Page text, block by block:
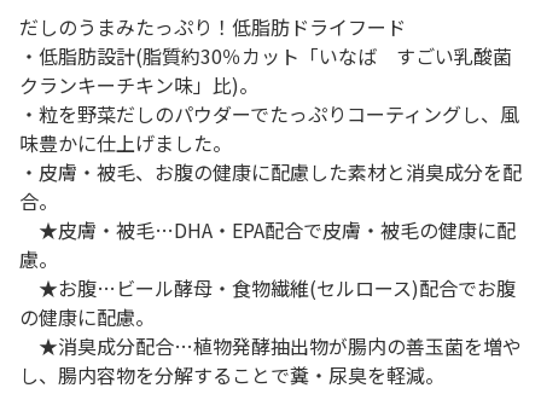
だしのうまみたっぷり！低脂肪ドライフード
・低脂肪設計(脂質約30％カット「いなば すごい乳酸菌
クランキーチキン味」比)。
・粒を野菜だしのパウダーでたっぷりコーティングし、風
味豊かに仕上げました。
・皮膚・被毛、お腹の健康に配慮した素材と消臭成分を配
合。
★皮膚・被毛…DHA・EPA配合で皮膚・被毛の健康に配
慮。
★お腹…ビール酵母・食物繊維(セルロース)配合でお腹
の健康に配慮。
★消臭成分配合…植物発酵抽出物が腸内の善玉菌を増や
し、腸内容物を分解することで糞・尿臭を軽減。